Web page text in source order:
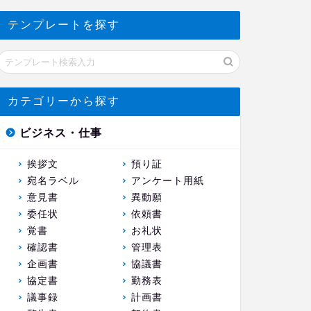
テンプレートを探す
カテゴリーから探す
ビジネス・仕事
挨拶文
預り証
宛名ラベル
アンケート用紙
意見書
異動願
委任状
依頼書
覚書
お礼状
確認書
管理表
企画書
協議書
協定書
勤務表
議事録
計画書